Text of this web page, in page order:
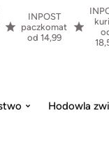
INPOST
paczkomat
od 14,99
Hodowla